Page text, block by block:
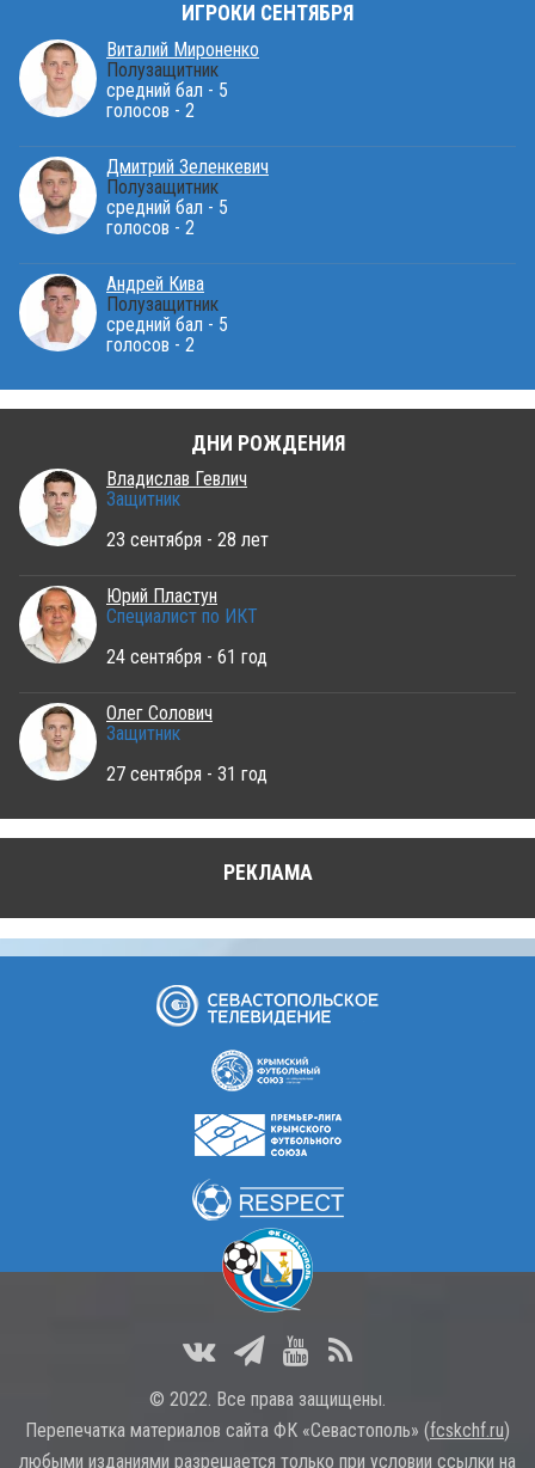
ИГРОКИ СЕНТЯБРЯ
Виталий Мироненко
Полузащитник
средний бал - 5
голосов - 2
Дмитрий Зеленкевич
Полузащитник
средний бал - 5
голосов - 2
Андрей Кива
Полузащитник
средний бал - 5
голосов - 2
ДНИ РОЖДЕНИЯ
Владислав Гевлич
Защитник
23 сентября - 28 лет
Юрий Пластун
Специалист по ИКТ
24 сентября - 61 год
Олег Солович
Защитник
27 сентября - 31 год
РЕКЛАМА
© 2022. Все права защищены.
Перепечатка материалов сайта ФК «Севастополь» (fcskchf.ru)
любыми изданиями разрешается только при условии ссылки на